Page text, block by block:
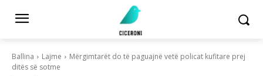
Ballina Lajme
Mërgimtarët do të paguajnë vetë policat kufitare prej
ditës së sotme